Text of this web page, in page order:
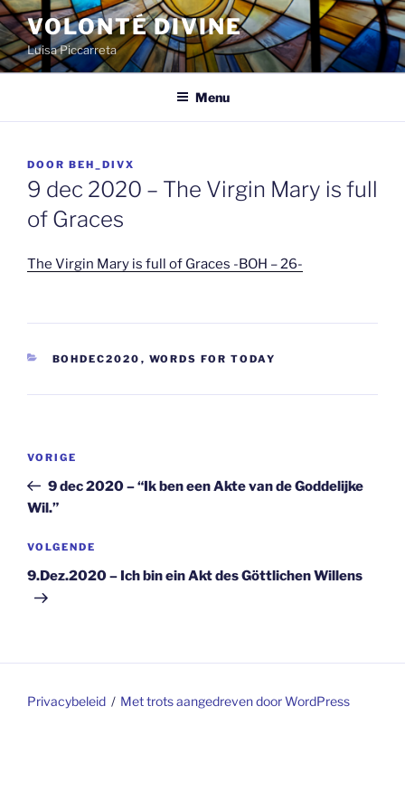
Spring
naar
de
inhoud
VOLONTÉ DIVINE
Luisa Piccarreta
Menu
GEPLAATST
OP
DOOR BEH_DIVX
9 dec 2020 – The Virgin Mary is full
of Graces
The Virgin Mary is full of Graces -BOH – 26-
CATEGORIEËN
BOHDEC2020 , WORDS FOR TODAY
Vorig
bericht
VORIGE
9 dec 2020 – “Ik ben een Akte van de Goddelijke
Wil.”
Volgend
bericht
VOLGENDE
9.Dez.2020 – Ich bin ein Akt des Göttlichen Willens
Privacybeleid Met trots aangedreven door WordPress